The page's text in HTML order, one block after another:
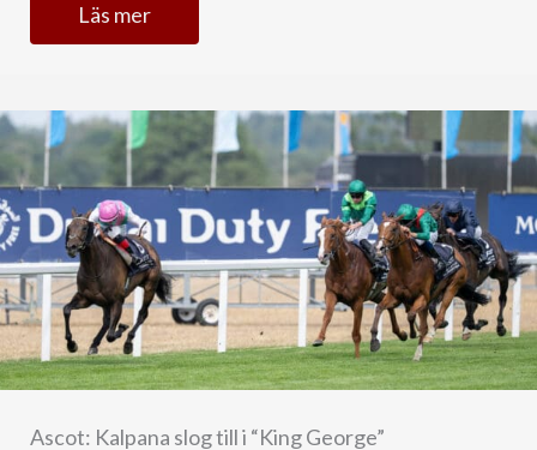
Läs mer
Ascot: Kalpana slog till i “King George”